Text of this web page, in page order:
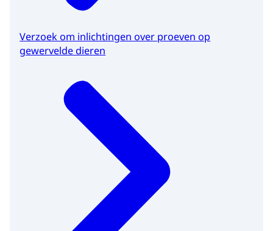
Verzoek om inlichtingen over proeven op
gewervelde dieren